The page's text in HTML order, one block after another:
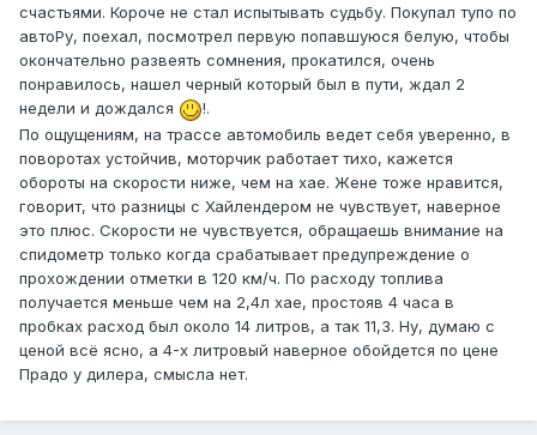
счастьями. Короче не стал испытывать судьбу. Покупал тупо по
автоРу, поехал, посмотрел первую попавшуюся белую, чтобы
окончательно развеять сомнения, прокатился, очень
понравилось, нашел черный который был в пути, ждал 2
недели и дождался
!.
По ощущениям, на трассе автомобиль ведет себя уверенно, в
поворотах устойчив, моторчик работает тихо, кажется
обороты на скорости ниже, чем на хае. Жене тоже нравится,
говорит, что разницы с Хайлендером не чувствует, наверное
это плюс. Скорости не чувствуется, обращаешь внимание на
спидометр только когда срабатывает предупреждение о
прохождении отметки в 120 км/ч. По расходу топлива
получается меньше чем на 2,4л хае, простояв 4 часа в
пробках расход был около 14 литров, а так 11,3. Ну, думаю с
ценой всё ясно, а 4-х литровый наверное обойдется по цене
Прадо у дилера, смысла нет.